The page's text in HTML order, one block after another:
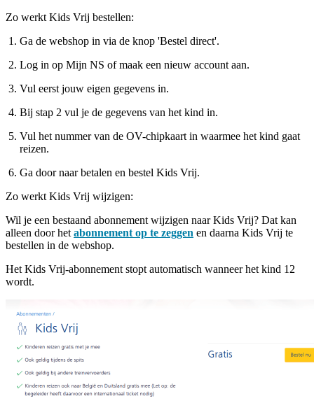
Zo werkt Kids Vrij bestellen:
Ga de webshop in via de knop 'Bestel direct'.
Log in op Mijn NS of maak een nieuw account aan.
Vul eerst jouw eigen gegevens in.
Bij stap 2 vul je de gegevens van het kind in.
Vul het nummer van de OV-chipkaart in waarmee het kind gaat
reizen.
Ga door naar betalen en bestel Kids Vrij.
Zo werkt Kids Vrij wijzigen:
Wil je een bestaand abonnement wijzigen naar Kids Vrij? Dat kan
alleen door het abonnement op te zeggen en daarna Kids Vrij te
bestellen in de webshop.
Het Kids Vrij-abonnement stopt automatisch wanneer het kind 12
wordt.